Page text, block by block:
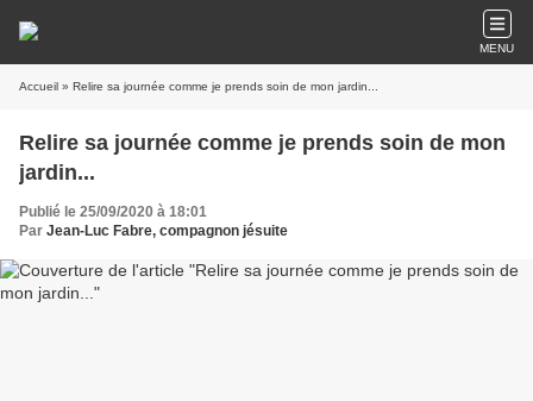
MENU
Accueil » Relire sa journée comme je prends soin de mon jardin...
Relire sa journée comme je prends soin de mon
jardin...
Publié le 25/09/2020 à 18:01
Par Jean-Luc Fabre, compagnon jésuite